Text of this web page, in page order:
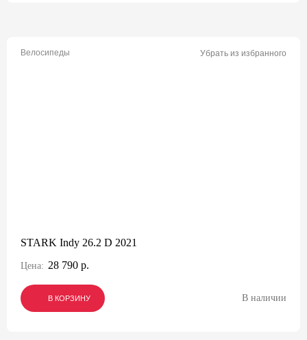
Велосипеды Убрать из избранного
STARK Indy 26.2 D 2021
Цена: 28 790 р.
В КОРЗИНУ
В КОРЗИНУ
В КОРЗИНУ В наличии